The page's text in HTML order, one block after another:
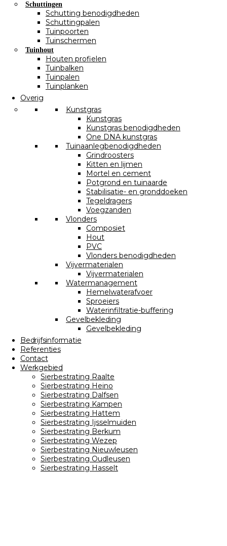
Schuttingen
Schutting benodigdheden
Schuttingpalen
Tuinpoorten
Tuinschermen
Tuinhout
Houten profielen
Tuinbalken
Tuinpalen
Tuinplanken
Overig
Kunstgras
Kunstgras
Kunstgras benodigdheden
One DNA kunstgras
Tuinaanlegbenodigdheden
Grindroosters
Kitten en lijmen
Mortel en cement
Potgrond en tuinaarde
Stabilisatie- en gronddoeken
Tegeldragers
Voegzanden
Vlonders
Composiet
Hout
PVC
Vlonders benodigdheden
Vijvermaterialen
Vijvermaterialen
Watermanagement
Hemelwaterafvoer
Sproeiers
Waterinfiltratie-buffering
Gevelbekleding
Gevelbekleding
Bedrijfsinformatie
Referenties
Contact
Werkgebied
Sierbestrating Raalte
Sierbestrating Heino
Sierbestrating Dalfsen
Sierbestrating Kampen
Sierbestrating Hattem
Sierbestrating Ijsselmuiden
Sierbestrating Berkum
Sierbestrating Wezep
Sierbestrating Nieuwleusen
Sierbestrating Oudleusen
Sierbestrating Hasselt